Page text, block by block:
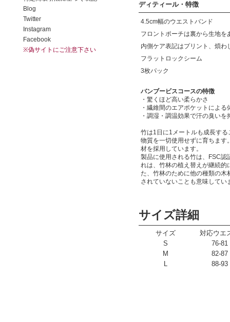
ディティール・特徴
4.5cm幅のウエストバンド
フロントポーチは裏から生地を
内側ケア表記はプリント、煩わ
フラットロックシーム
3枚パック
バンブービスコースの特徴
・驚くほど高い柔らかさ
・繊維間のエアポケットによる
・調湿・調温効果で汗の臭いを
竹は1日に1メートルも成長す
物質を一切使用せずに育ちます
材を採用しています。
製品に使用される竹は、FSC認
れは、竹林の植え替えが継続的
た、竹林のために他の種類の木
されていないことも意味してい
サイズ詳細
サイズ
対応ウエ
S
76-81
M
82-87
L
88-93